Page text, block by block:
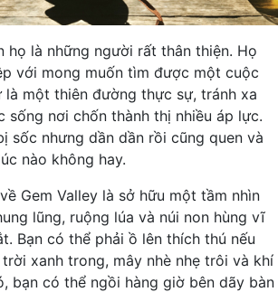
họ là những người rất thân thiện. Họ
với mong muốn tìm được một cuộc
là một thiên đường thực sự, tránh xa
sống nơi chốn thành thị nhiều áp lực.
sốc nhưng dần dần rồi cũng quen và
nào không hay.
Gem Valley là sở hữu một tầm nhìn
lũng, ruộng lúa và núi non hùng vĩ
Bạn có thể phải ồ lên thích thú nếu
xanh trong, mây nhè nhẹ trôi và khí
bạn có thể ngồi hàng giờ bên dãy bàn